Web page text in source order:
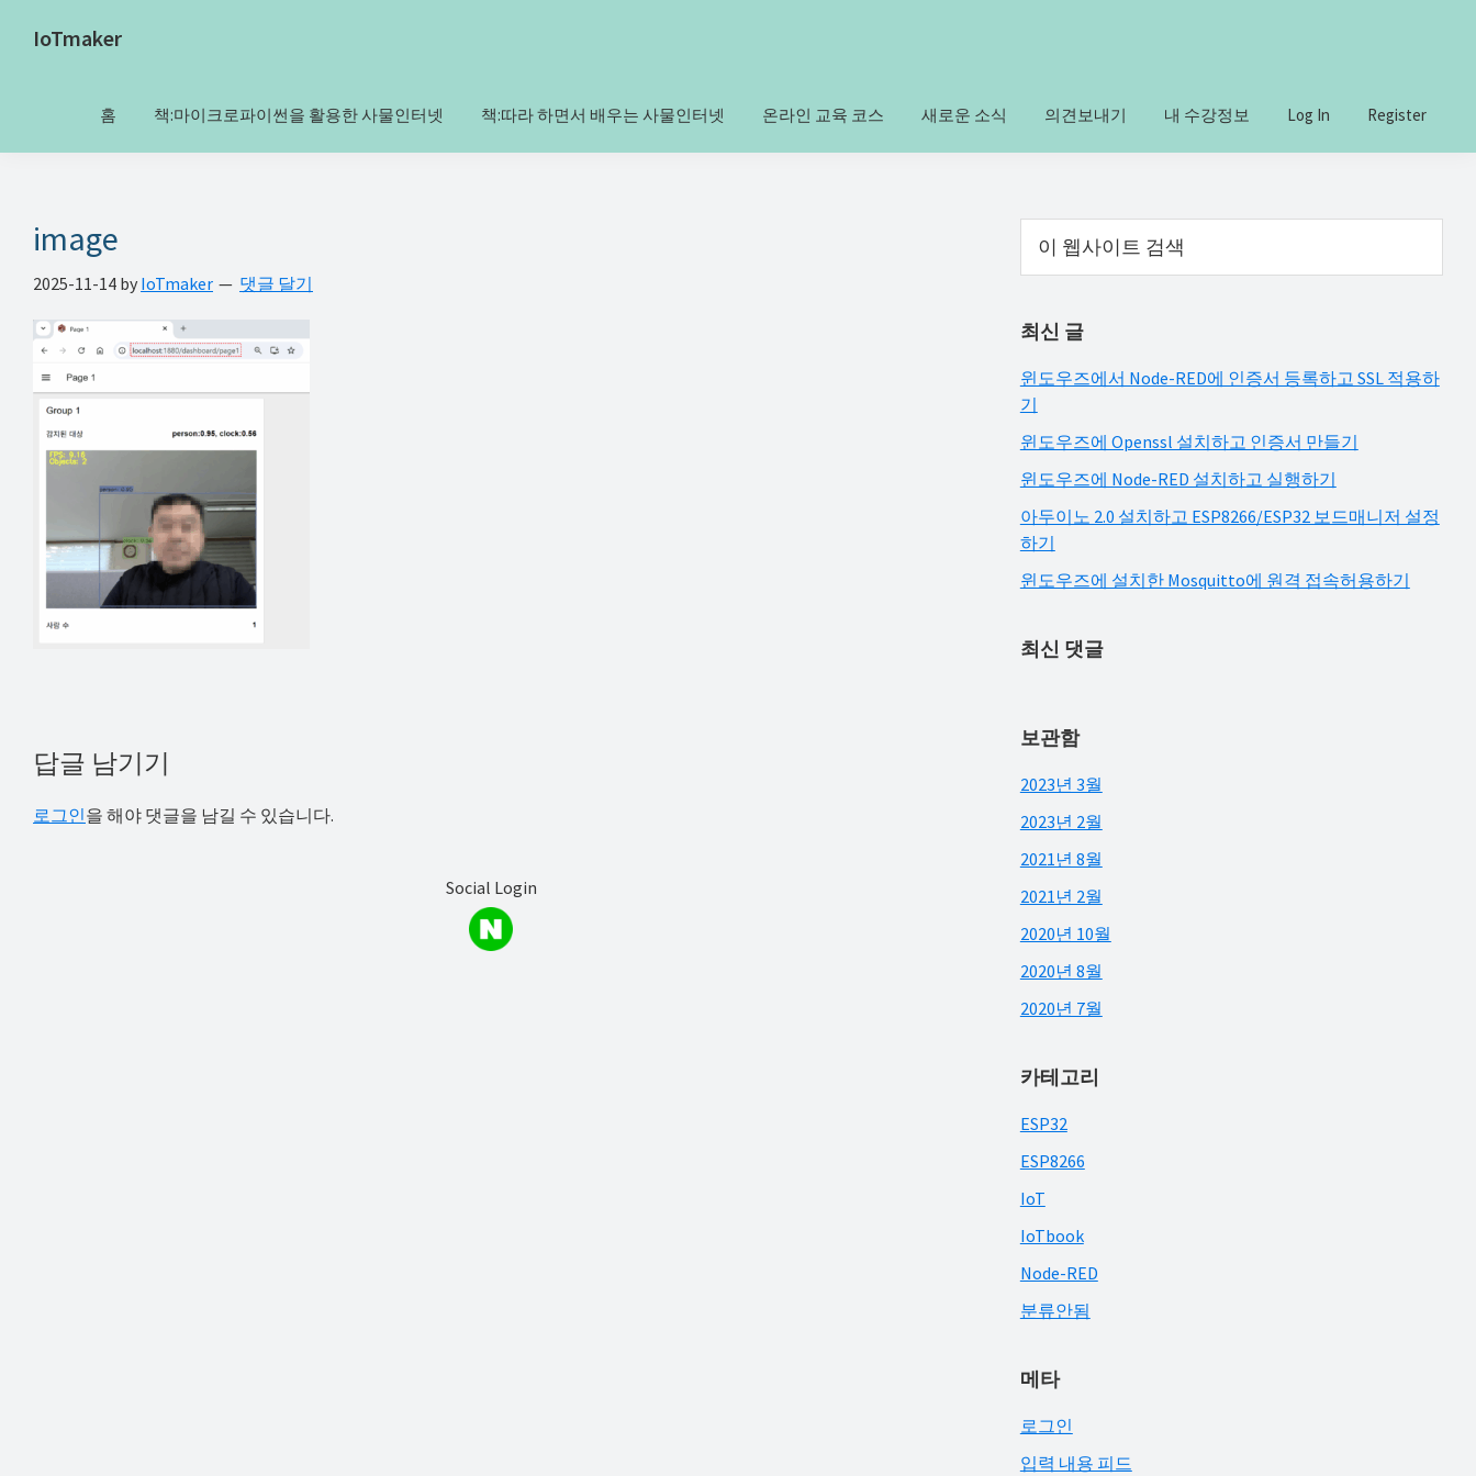
IoTmaker
터
에
대
한
모
든
것
여
기
결
하
셔
홈 책:마이크로파이썬을 활용한 사물인터넷 책:따라 하면서 배우는 사물인터넷 온라인 교육 코스 새로운 소식 의견보내기 내 수강정보 Log In Register
image
2025-11-14 by IoTmaker 댓글 달기
Reader
Interactions
답글 남기기
로그인을 해야 댓글을 남길 수 있습니다.
Social Login
Primary
Sidebar
트
색
최신 글
윈도우즈에서 Node-RED에 인증서 등록하고 SSL 적용하
기
윈도우즈에 Openssl 설치하고 인증서 만들기
윈도우즈에 Node-RED 설치하고 실행하기
아두이노 2.0 설치하고 ESP8266/ESP32 보드매니저 설정
하기
윈도우즈에 설치한 Mosquitto에 원격 접속허용하기
최신 댓글
보관함
2023년 3월
2023년 2월
2021년 8월
2021년 2월
2020년 10월
2020년 8월
2020년 7월
카테고리
ESP32
ESP8266
IoT
IoTbook
Node-RED
분류안됨
메타
로그인
입력 내용 피드